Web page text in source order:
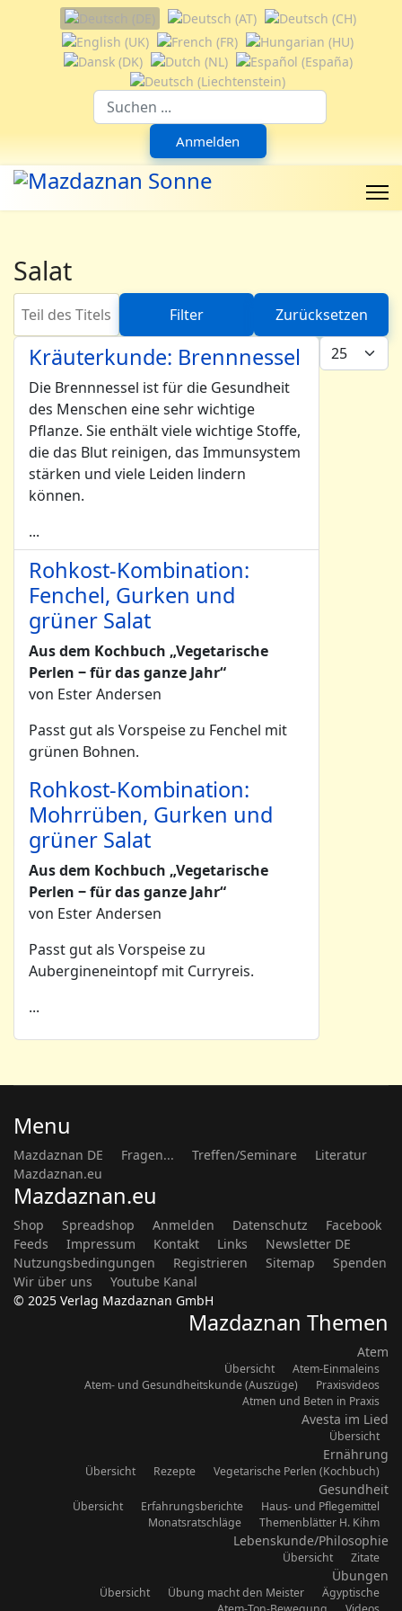
Sprache auswählen
Anmelden
Salat
Teil des Titels eingeben
Filter
Zurücksetzen
Anzeige #
Kräuterkunde: Brennnessel
Die Brennnessel ist für die Gesundheit
des Menschen eine sehr wichtige
Pflanze. Sie enthält viele wichtige Stoffe,
die das Blut reinigen, das Immunsystem
stärken und viele Leiden lindern
können.
...
Rohkost-Kombination:
Fenchel, Gurken und
grüner Salat
Aus dem Kochbuch „Vegetarische
Perlen ‒ für das ganze Jahr“
von Ester Andersen
Passt gut als Vorspeise zu Fenchel mit
grünen Bohnen.
Rohkost-Kombination:
Mohrrüben, Gurken und
grüner Salat
Aus dem Kochbuch „Vegetarische
Perlen ‒ für das ganze Jahr“
von Ester Andersen
Passt gut als Vorspeise zu
Aubergineneintopf mit Curryreis.
...
Menu
Mazdaznan DE Fragen... Treffen/Seminare
Literatur
Mazdaznan.eu
Mazdaznan.eu
Shop Spreadshop Anmelden Datenschutz
Facebook
Feeds
Impressum Kontakt Links
Newsletter DE
Nutzungsbedingungen
Registrieren Sitemap
Spenden
Wir über uns
Youtube Kanal
© 2025 Verlag Mazdaznan GmbH
Mazdaznan Themen
Atem
Übersicht
Atem-Einmaleins
Atem- und Gesundheitskunde (Auszüge)
Praxisvideos
Atmen und Beten in Praxis
Avesta im Lied
Übersicht
Ernährung
Übersicht Rezepte Vegetarische Perlen (Kochbuch)
Gesundheit
Übersicht Erfahrungsberichte
Haus- und Pflegemittel
Monatsratschläge
Themenblätter H. Kihm
Lebenskunde/Philosophie
Übersicht Zitate
Übungen
Übersicht Übung macht den Meister
Ägyptische